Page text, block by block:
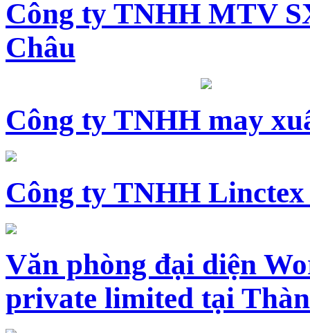
Công ty TNHH MTV
Châu
Công ty TNHH may
Công ty TNHH Linctex
Văn phòng đại diện
private limited tại